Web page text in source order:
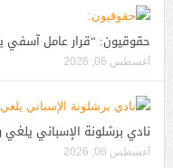
حقوقيون: “قرار عامل آسفي
أغسطس 06, 2026
نادي برشلونة الإسباني يلغي
أغسطس 06, 2026